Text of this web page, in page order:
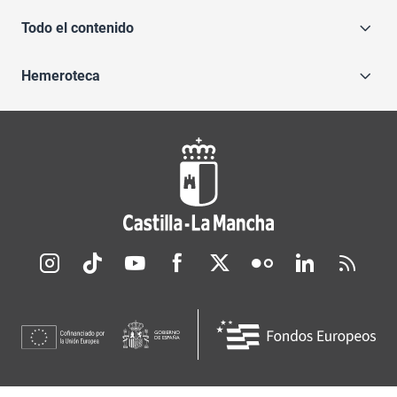
Todo el contenido
Hemeroteca
Redes sociales JCCM